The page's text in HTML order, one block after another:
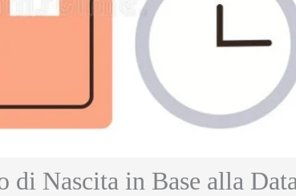
Nascita in Base alla Data